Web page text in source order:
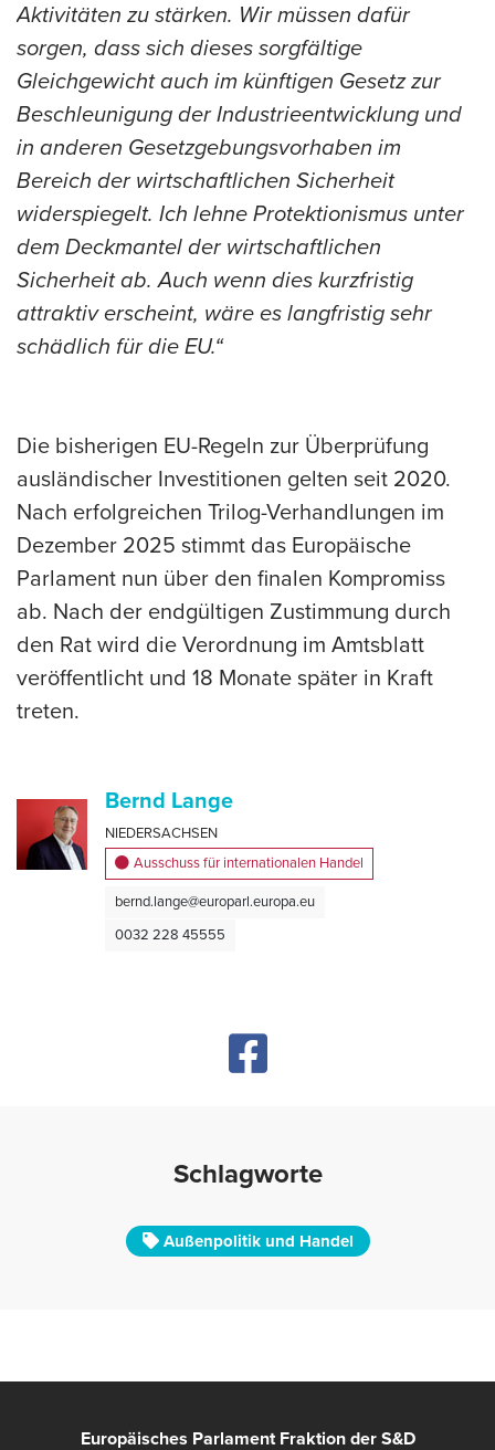
Aktivitäten zu stärken. Wir müssen dafür
sorgen, dass sich dieses sorgfältige
Gleichgewicht auch im künftigen Gesetz zur
Beschleunigung der Industrieentwicklung und
in anderen Gesetzgebungsvorhaben im
Bereich der wirtschaftlichen Sicherheit
widerspiegelt. Ich lehne Protektionismus unter
dem Deckmantel der wirtschaftlichen
Sicherheit ab. Auch wenn dies kurzfristig
attraktiv erscheint, wäre es langfristig sehr
schädlich für die EU.“
Die bisherigen EU-Regeln zur Überprüfung
ausländischer Investitionen gelten seit 2020.
Nach erfolgreichen Trilog-Verhandlungen im
Dezember 2025 stimmt das Europäische
Parlament nun über den finalen Kompromiss
ab. Nach der endgültigen Zustimmung durch
den Rat wird die Verordnung im Amtsblatt
veröffentlicht und 18 Monate später in Kraft
treten.
Bernd Lange
NIEDERSACHSEN
Ausschuss für internationalen Handel
bernd.lange@europarl.europa.eu
0032 228 45555
Schlagworte
Außenpolitik und Handel
Europäisches Parlament Fraktion der S&D